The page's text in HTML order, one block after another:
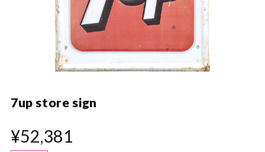
7up store sign
¥52,381